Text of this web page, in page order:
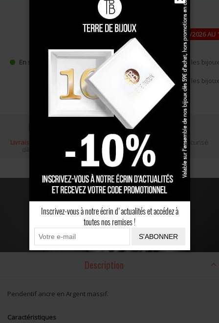
En stock
PAUSE ESTIVALE : FERMETURE DU 24/07/2026
DE -10 % DÈS 49 €, CODE : ÉTÉ10
•Expédition à partir du 17/08/2026 pour les
Expédition à partir du 27/08/2026 pour les
commande (pastille jaune),
Livraison gratuite
dès 100 €
Écrin cadeau Paiement sécurisé
Description
Pendentif ancre en Argent massif.
Caractéristiques
Inscrivez-vous à notre écrin d'actualités et accédez à
toutes nos remises !
S'ABONNER